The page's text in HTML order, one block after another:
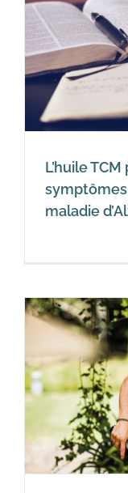
L’huile
symptômes
maladie